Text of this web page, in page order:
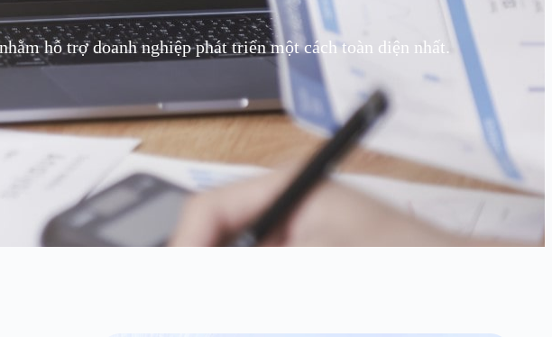
hỗ trợ doanh nghiệp phát triển một cách toàn diện nhất.